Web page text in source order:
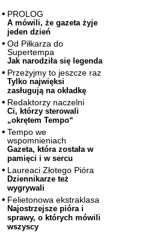
PROLOG
A mówili, że gazeta żyje
jeden dzień
Od Piłkarza do
Supertempa
Jak narodziła się legenda
Przeżyjmy to jeszcze raz
Tylko najwięksi
zasługują na okładkę
Redaktorzy naczelni
Ci, którzy sterowali
„okrętem Tempo“
Tempo we
wspomnieniach
Gazeta, która została w
pamięci i w sercu
Laureaci Złotego Pióra
Dziennikarze też
wygrywali
Felietonowa ekstraklasa
Najostrzejsze pióra i
sprawy, o których mówili
wszyscy